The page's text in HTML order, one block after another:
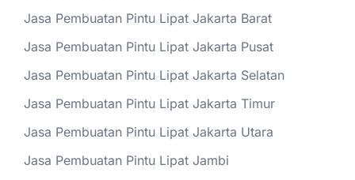
Jasa Pembuatan Pintu Lipat Jakarta Barat
Jasa Pembuatan Pintu Lipat Jakarta Pusat
Jasa Pembuatan Pintu Lipat Jakarta Selatan
Jasa Pembuatan Pintu Lipat Jakarta Timur
Jasa Pembuatan Pintu Lipat Jakarta Utara
Jasa Pembuatan Pintu Lipat Jambi